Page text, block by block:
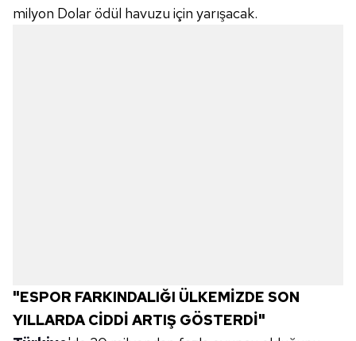
milyon Dolar ödül havuzu için yarışacak.
"ESPOR FARKINDALIĞI ÜLKEMİZDE SON
YILLARDA CİDDİ ARTIŞ GÖSTERDİ"